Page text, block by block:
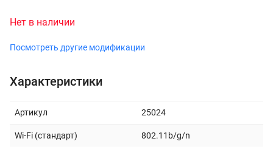
Нет в наличии
Посмотреть другие модификации
Характеристики
Артикул 25024
Wi-Fi (стандарт) 802.11b/g/n